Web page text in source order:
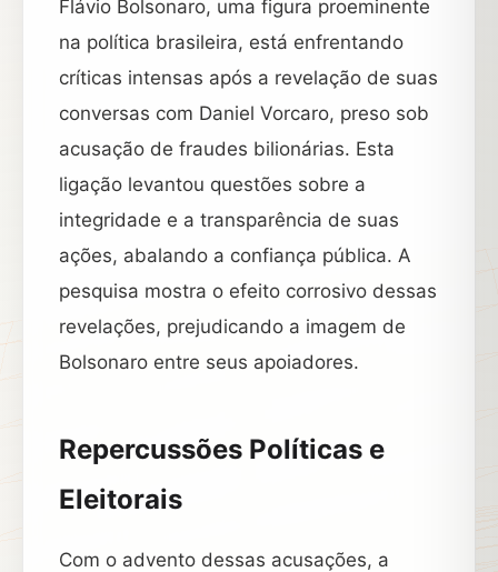
Flávio Bolsonaro, uma figura proeminente
na política brasileira, está enfrentando
críticas intensas após a revelação de suas
conversas com Daniel Vorcaro, preso sob
acusação de fraudes bilionárias. Esta
ligação levantou questões sobre a
integridade e a transparência de suas
ações, abalando a confiança pública. A
pesquisa mostra o efeito corrosivo dessas
revelações, prejudicando a imagem de
Bolsonaro entre seus apoiadores.
Repercussões Políticas e
Eleitorais
Com o advento dessas acusações, a